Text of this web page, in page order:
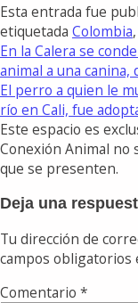
Esta entrada fue
etiquetada Colombia,
En la Calera se
animal a una
El perro a quien le
río en Cali, fue
Este espacio es
Conexión Animal no
que se presenten.
Deja una
Tu dirección de
campos obligatorios
Comentario *